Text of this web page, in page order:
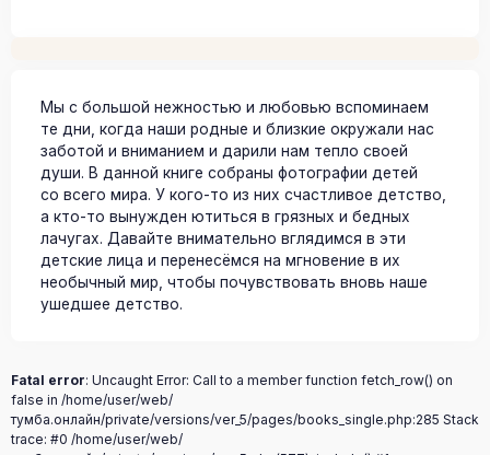
Мы с большой нежностью и любовью вспоминаем
те дни, когда наши родные и близкие окружали нас
заботой и вниманием и дарили нам тепло своей
души. В данной книге собраны фотографии детей
со всего мира. У кого-то из них счастливое детство,
а кто-то вынужден ютиться в грязных и бедных
лачугах. Давайте внимательно вглядимся в эти
детские лица и перенесёмся на мгновение в их
необычный мир, чтобы почувствовать вновь наше
ушедшее детство.
Fatal error: Uncaught Error: Call to a member function fetch_row() on
false in /home/user/web/
тумба.онлайн/private/versions/ver_5/pages/books_single.php:285 Stack
trace: #0 /home/user/web/